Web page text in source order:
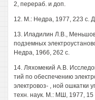
2, перераб. и доп.
12. М.: Недра, 1977, 223 с.
13. Иладилин Л.В.,
подземных
Недра, 1966, 262 с.
14. Ляхомекий А.В.
тий по обеспечению
электровоз- , ной ошкатки
техн. наук. М.: МШ, 1977, 15